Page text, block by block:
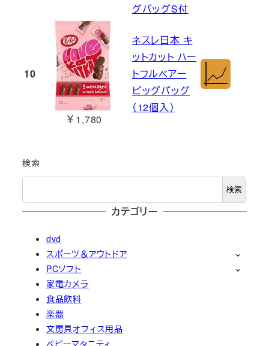
グバッグS付
10
￥1,780
ネスレ日本 キ
ットカット ハー
トフルベアー
ビッグバッグ
（12個入）
検索
検索
カテゴリー
dvd
スポーツ＆アウトドア
PCソフト
家電カメラ
食品飲料
楽器
文房具オフィス用品